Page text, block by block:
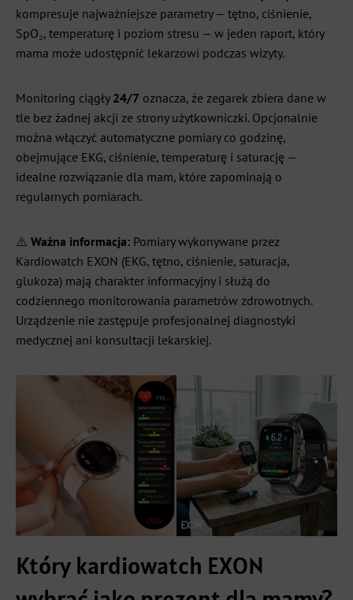
kompresuje najważniejsze parametry — tętno, ciśnienie,
SpO₂, temperaturę i poziom stresu — w jeden raport, który
mama może udostępnić lekarzowi podczas wizyty.
Monitoring ciągły 24/7 oznacza, że zegarek zbiera dane w
tle bez żadnej akcji ze strony użytkowniczki. Opcjonalnie
można włączyć automatyczne pomiary co godzinę,
obejmujące EKG, ciśnienie, temperaturę i saturację —
idealne rozwiązanie dla mam, które zapominają o
regularnych pomiarach.
⚠️ Ważna informacja: Pomiary wykonywane przez
Kardiowatch EXON (EKG, tętno, ciśnienie, saturacja,
glukoza) mają charakter informacyjny i służą do
codziennego monitorowania parametrów zdrowotnych.
Urządzenie nie zastępuje profesjonalnej diagnostyki
medycznej ani konsultacji lekarskiej.
Który kardiowatch EXON